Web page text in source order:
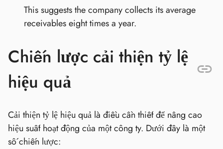
This suggests the company collects its average
receivables eight times a year.
Chiến lược cải thiện tỷ lệ
hiệu quả
Cải thiện tỷ lệ hiệu quả là điều cần thiết để nâng cao
hiệu suất hoạt động của một công ty. Dưới đây là một
số chiến lược: